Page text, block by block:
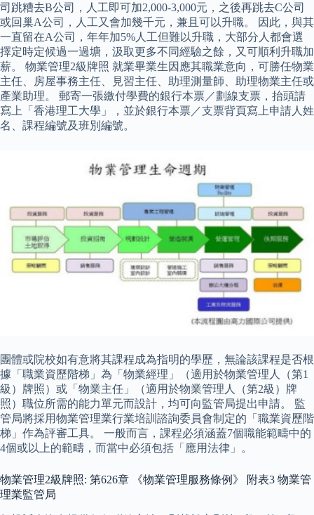
司跳糟去B公司，人工即可加2,000-3,000元，之後再跳去C公司
或回巢A公司，人工又會加幾千元，兼且可以升職。 因此，與其
一直留在A公司，年年加5%人工但難以升職，大部分人都會選
擇定時定候過一過塘，汲取更多不同經驗之餘，又可順利升職加
薪。 物業管理2級牌照 就業畢業生因應其職業意向，可勝任物業
主任、房屋事務主任、見習主任、助理測量師、助理物業主任或
產業助理。 郵寄一張繳付學費的銀行本票／劃線支票，抬頭請
寫上「香港理工大學」，並於銀行本票／支票背頁寫上申請人姓
名、課程編號及班別編號。
團體或院校如有意將其課程成為指明的學歷，無論該課程是否根
據「職業資歷階梯」為「物業經理」（適用於物業管理人（第1
級）牌照）或「物業主任」（適用於物業管理人（第2級）牌
照）職位所需的能力單元而設計，均可向監管局提出申請。 監
管局將採用物業管理業行業培訓諮詢委員會制定的「職業資歷階
梯」作為評審工具。 一般而言，課程必須涵蓋7個職能範疇中的
4個或以上的範疇，而當中必須包括「應用法律」。
物業管理2級牌照: 第626章 《物業管理服務條例》 附表3 物業管
理業監管局